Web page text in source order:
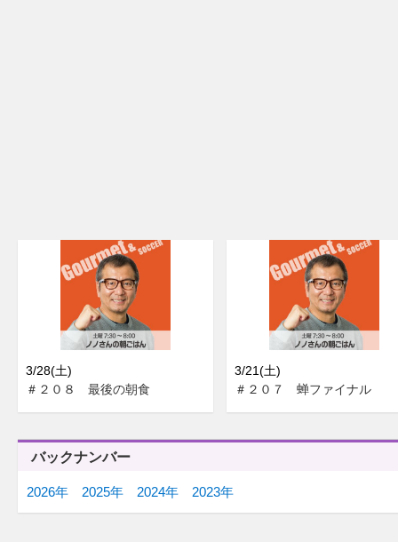
3/28(土)
＃２０８ 最後の朝食
3/21(土)
＃２０７ 蝉ファイナル
バックナンバー
2026年 2025年 2024年 2023年